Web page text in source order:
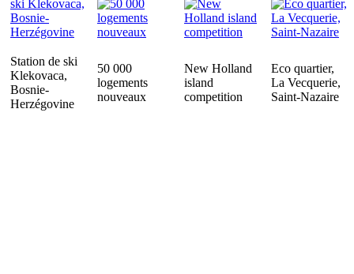
Station de ski
Klekovaca,
Bosnie-
Herzégovine
50 000
logements
nouveaux
New Holland
island
competition
Eco quartier,
La Vecquerie,
Saint-Nazaire